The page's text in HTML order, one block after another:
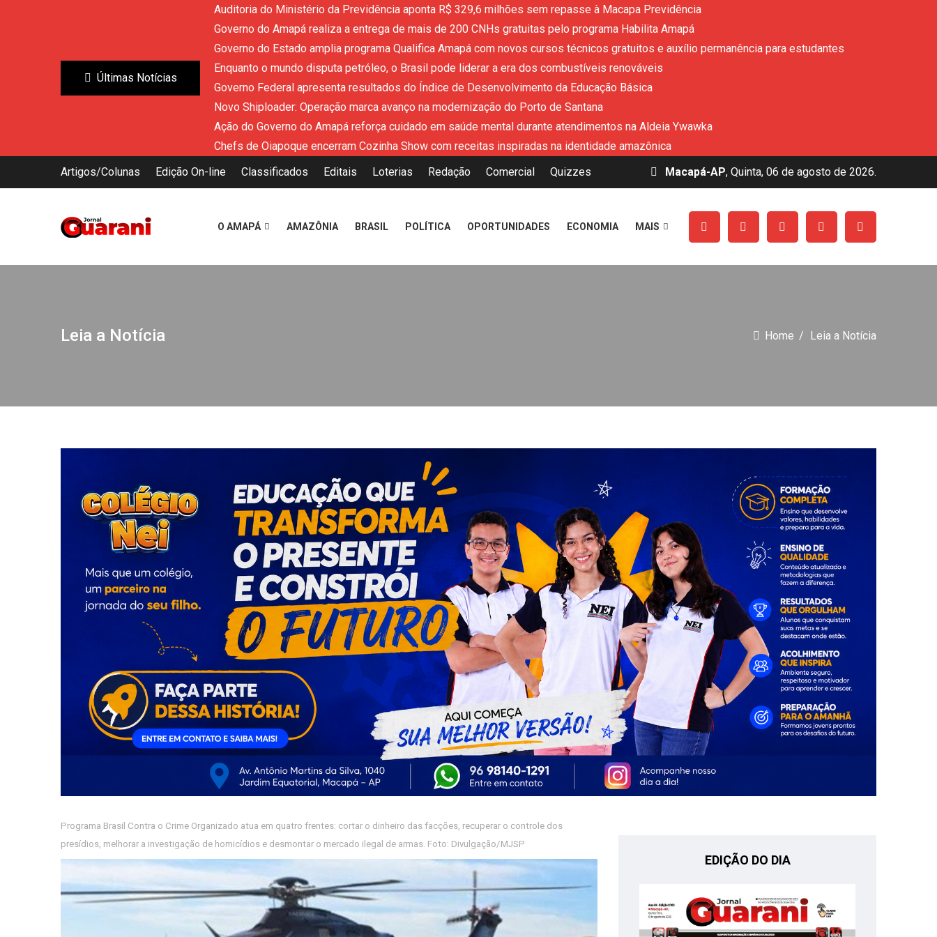
Últimas Notícias
Auditoria do Ministério da Previdência aponta R$ 329,6 milhões sem repasse à Macapa Previdência
Governo do Amapá realiza a entrega de mais de 200 CNHs gratuitas pelo programa Habilita Amapá
Governo do Estado amplia programa Qualifica Amapá com novos cursos técnicos gratuitos e auxílio permanência para estudantes
Enquanto o mundo disputa petróleo, o Brasil pode liderar a era dos combustíveis renováveis
Governo Federal apresenta resultados do Índice de Desenvolvimento da Educação Básica
Novo Shiploader: Operação marca avanço na modernização do Porto de Santana
Ação do Governo do Amapá reforça cuidado em saúde mental durante atendimentos na Aldeia Ywawka
Chefs de Oiapoque encerram Cozinha Show com receitas inspiradas na identidade amazônica
Artigos/Colunas
Edição On-line Classificados Editais Loterias Redação Comercial Quizzes Macapá-AP, Quinta, 06 de agosto de 2026.
O AMAPÁ AMAZÔNIA BRASIL POLÍTICA OPORTUNIDADES ECONOMIA MAIS
Leia a Notícia Home Leia a Notícia
Programa Brasil Contra o Crime Organizado atua em quatro frentes: cortar o dinheiro das facções, recuperar o controle dos
presídios, melhorar a investigação de homicídios e desmontar o mercado ilegal de armas. Foto: Divulgação/MJSP
EDIÇÃO DO DIA